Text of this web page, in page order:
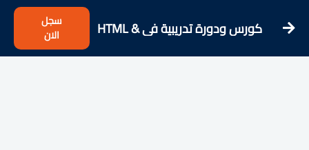
كورس ودورة تدريبية فى HTML &
CSS
سجل
الان